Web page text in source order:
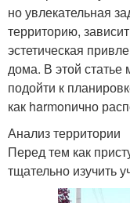
но увлекательная
территорию,
эстетическая
дома. В этой
подойти к
как harmonично
Анализ территории
Перед тем как
тщательно изучить